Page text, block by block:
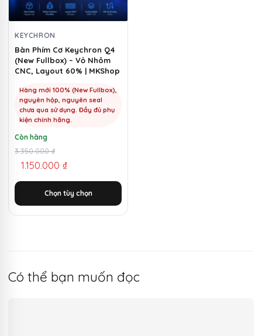
KEYCHRON
Bàn Phím Cơ Keychron Q4
(New Fullbox) – Vỏ Nhôm
CNC, Layout 60% | MKShop
Hàng mới 100% (New Fullbox),
nguyên hộp, nguyên seal
chưa qua sử dụng. Đầy đủ phụ
kiện chính hãng.
Còn hàng
3.350.000₫
Giá
gốc
là:
3.350.000 ₫.
1.150.000 ₫
Giá
hiện
tại
là:
1.150.000 ₫.
Chọn tùy chọn
Các
tùy
chọn
có
thể
được
chọn
trên
trang
sản
phẩm
Có thể bạn muốn đọc